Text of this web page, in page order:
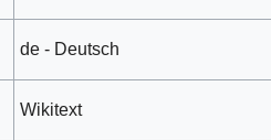
de - Deutsch
Wikitext